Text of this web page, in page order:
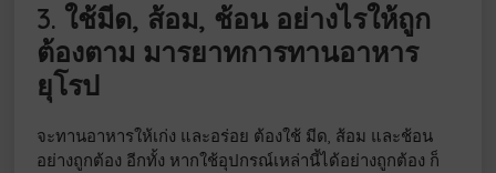
3. ใช้มีด, ส้อม, ช้อน อย่างไรให้ถูก
ต้องตาม มารยาทการทานอาหาร
ยุโรป
จะทานอาหารให้เก่ง และอร่อย ต้องใช้ มีด, ส้อม และช้อน
อย่างถูกต้อง อีกทั้ง หากใช้อุปกรณ์เหล่านี้ได้อย่างถูกต้อง ก็